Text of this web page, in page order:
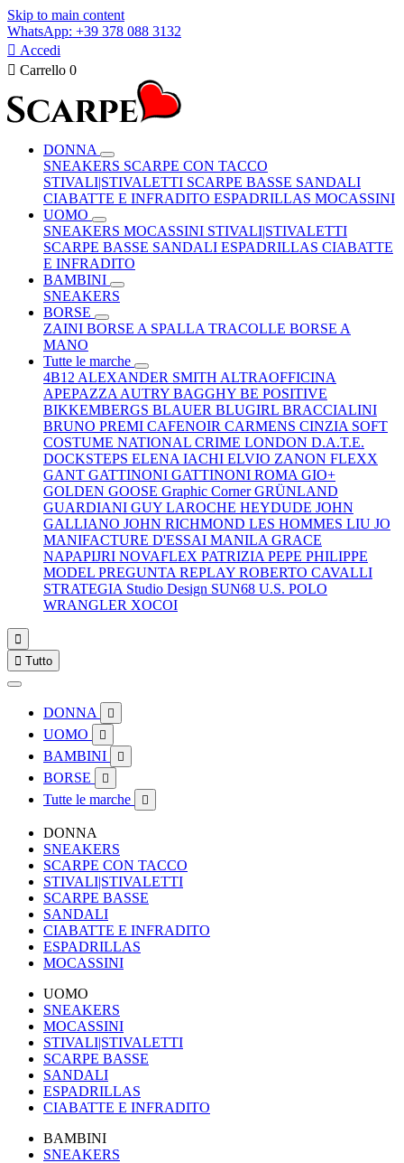
Skip to main content
WhatsApp: +39 378 088 3132
 Accedi
 Carrello 0
DONNA
SNEAKERS SCARPE CON TACCO
STIVALI|STIVALETTI SCARPE BASSE SANDALI
CIABATTE E INFRADITO ESPADRILLAS MOCASSINI
UOMO
SNEAKERS MOCASSINI STIVALI|STIVALETTI
SCARPE BASSE SANDALI ESPADRILLAS CIABATTE
E INFRADITO
BAMBINI
SNEAKERS
BORSE
ZAINI BORSE A SPALLA TRACOLLE BORSE A
MANO
Tutte le marche
4B12 ALEXANDER SMITH ALTRAOFFICINA
APEPAZZA AUTRY BAGGHY BE POSITIVE
BIKKEMBERGS BLAUER BLUGIRL BRACCIALINI
BRUNO PREMI CAFENOIR CARMENS CINZIA SOFT
COSTUME NATIONAL CRIME LONDON D.A.T.E.
DOCKSTEPS ELENA IACHI ELVIO ZANON FLEXX
GANT GATTINONI GATTINONI ROMA GIO+
GOLDEN GOOSE Graphic CornerGRÜNLAND
GUARDIANI GUY LAROCHE HEYDUDE JOHN
GALLIANO JOHN RICHMOND LES HOMMES LIU JO
MANIFACTURE D'ESSAI MANILA GRACE
NAPAPIJRI NOVAFLEX PATRIZIA PEPE PHILIPPE
MODEL PREGUNTA REPLAY ROBERTO CAVALLI
STRATEGIA Studio Design SUN68 U.S. POLO
WRANGLER XOCOI

 Tutto
DONNA 
UOMO 
BAMBINI 
BORSE 
Tutte le marche 
DONNA
SNEAKERS
SCARPE CON TACCO
STIVALI|STIVALETTI
SCARPE BASSE
SANDALI
CIABATTE E INFRADITO
ESPADRILLAS
MOCASSINI
UOMO
SNEAKERS
MOCASSINI
STIVALI|STIVALETTI
SCARPE BASSE
SANDALI
ESPADRILLAS
CIABATTE E INFRADITO
BAMBINI
SNEAKERS